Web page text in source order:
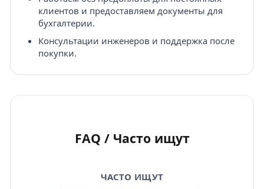
клиентов и предоставляем документы для
бухгалтерии.
Консультации инженеров и поддержка после
покупки.
FAQ / Часто ищут
ЧАСТО ИЩУТ